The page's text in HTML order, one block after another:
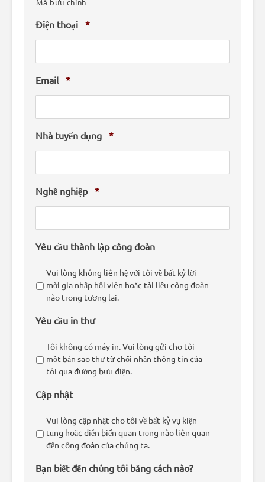
Mã bưu chính
Điện thoại *
Email *
Nhà tuyển dụng *
Nghề nghiệp *
Yêu cầu thành lập công đoàn
Vui lòng không liên hệ với tôi về bất kỳ lời
mời gia nhập hội viên hoặc tài liệu công đoàn
nào trong tương lai.
Yêu cầu in thư
Tôi không có máy in. Vui lòng gửi cho tôi
một bản sao thư từ chối nhận thông tin của
tôi qua đường bưu điện.
Cập nhật
Vui lòng cập nhật cho tôi về bất kỳ vụ kiện
tụng hoặc diễn biến quan trọng nào liên quan
đến công đoàn của chúng ta.
Bạn biết đến chúng tôi bằng cách nào?